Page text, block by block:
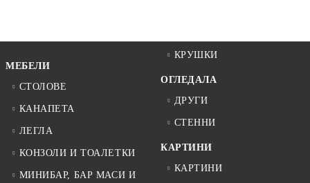
МЕБЕЛИ
СТОЛОВЕ
КАНАПЕТА
ЛЕГЛА
КОНЗОЛИ И ТОАЛЕТКИ
МИНИБАР, БАР МАСИ И
КРУШКИ
ОГЛЕДАЛА
ДРУГИ
СТЕННИ
КАРТИНИ
КАРТИНИ